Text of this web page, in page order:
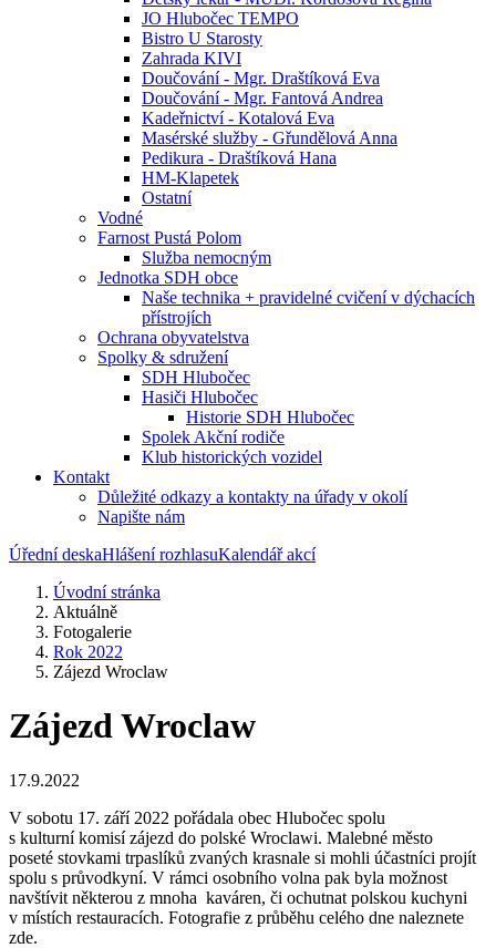
JO Hlubočec TEMPO
Bistro U Starosty
Zahrada KIVI
Doučování - Mgr. Draštíková Eva
Doučování - Mgr. Fantová Andrea
Kadeřnictví - Kotalová Eva
Masérské služby - Gřundělová Anna
Pedikura - Draštíková Hana
HM-Klapetek
Ostatní
Vodné
Farnost Pustá Polom
Služba nemocným
Jednotka SDH obce
Naše technika + pravidelné cvičení v dýchacích
přístrojích
Ochrana obyvatelstva
Spolky & sdružení
SDH Hlubočec
Hasiči Hlubočec
Historie SDH Hlubočec
Spolek Akční rodiče
Klub historických vozidel
Kontakt
Důležité odkazy a kontakty na úřady v okolí
Napište nám
Úřední deskaHlášení rozhlasuKalendář akcí
Úvodní stránka
Aktuálně
Fotogalerie
Rok 2022
Zájezd Wroclaw
Zájezd Wroclaw
17.9.2022
V sobotu 17. září 2022 pořádala obec Hlubočec spolu
s kulturní komisí zájezd do polské Wroclawi. Malebné město
poseté stovkami trpaslíků zvaných krasnale si mohli účastníci projít
spolu s průvodkyní. V rámci osobního volna pak byla možnost
navštívit některou z mnoha kaváren, či ochutnat polskou kuchyni
v místích restauracích. Fotografie z průběhu celého dne naleznete
zde.